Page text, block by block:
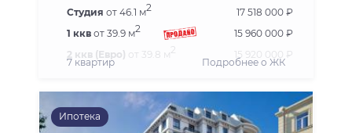
Студия от 46.1 м2
17 518 000 ₽
1 ккв от 39.9 м2
15 960 000 ₽
2 ккв (Евро) от 39.8 м 2 15 920 000 ₽
7 квартир Подробнее о ЖК
Ипотека